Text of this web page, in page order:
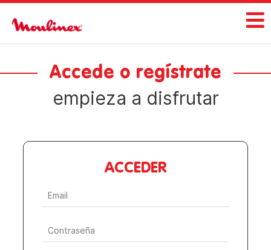
Accede o regístrate
empieza a disfrutar
ACCEDER